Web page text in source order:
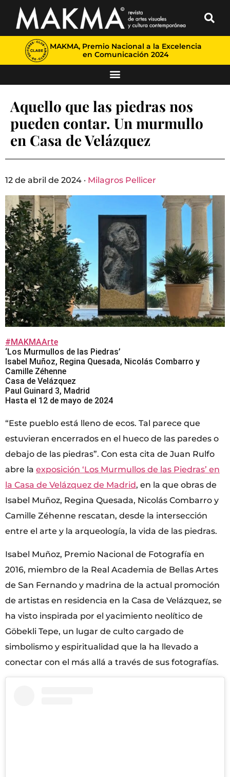
MAKMA, Premio Nacional a la Excelencia
en Comunicación 2024
Aquello que las piedras nos
pueden contar. Un murmullo
en Casa de Velázquez
12 de abril de 2024 · Milagros Pellicer
#MAKMAArte
‘Los Murmullos de las Piedras’
Isabel Muñoz, Regina Quesada, Nicolás Combarro y
Camille Zéhenne
Casa de Velázquez
Paul Guinard 3, Madrid
Hasta el 12 de mayo de 2024
“Este pueblo está lleno de ecos. Tal parece que
estuvieran encerrados en el hueco de las paredes o
debajo de las piedras”. Con esta cita de Juan Rulfo
abre la exposición ‘Los Murmullos de las Piedras’ en
la Casa de Velázquez de Madrid, en la que obras de
Isabel Muñoz, Regina Quesada, Nicolás Combarro y
Camille Zéhenne rescatan, desde la intersección
entre el arte y la arqueología, la vida de las piedras.
Isabel Muñoz, Premio Nacional de Fotografía en
2016, miembro de la Real Academia de Bellas Artes
de San Fernando y madrina de la actual promoción
de artistas en residencia en la Casa de Velázquez, se
ha visto inspirada por el yacimiento neolítico de
Göbekli Tepe, un lugar de culto cargado de
simbolismo y espiritualidad que la ha llevado a
conectar con el más allá a través de sus fotografías.